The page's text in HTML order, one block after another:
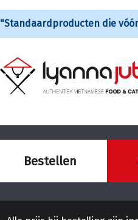
"Standaardproducten die
Bestellen